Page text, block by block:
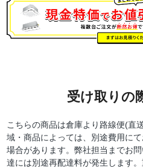
受け取りの
こちらの商品は倉庫より路線便(直
域・商品によっては、別途費用に
場合があります。弊社担当までお
達には別途再配達料が発生します